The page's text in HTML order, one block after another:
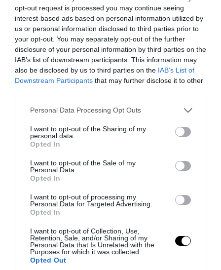
opt-out request is processed you may continue seeing
interest-based ads based on personal information utilized by
us or personal information disclosed to third parties prior to
your opt-out. You may separately opt-out of the further
disclosure of your personal information by third parties on the
IAB’s list of downstream participants. This information may
also be disclosed by us to third parties on the IAB’s List of
Downstream Participants that may further disclose it to other
Please note that this website/app uses one or more Google
not limited to your visit or usage behaviour. You may click to
grant or deny consent to Google and its third-party tags to
use your data for below specified purposes in below Google
consent section.
Personal Data Processing Opt Outs
I want to opt-out of the Sharing of my
personal data.
Opted In
I want to opt-out of the Sale of my
Personal Data.
Opted In
I want to opt-out of processing my
Personal Data for Targeted Advertising.
Opted In
I want to opt-out of Collection, Use,
Retention, Sale, and/or Sharing of my
Personal Data that Is Unrelated with the
Purposes for which it was collected.
Opted Out
ανάλυση της τακτικής πριν και μετά
τους αγώνες.
Παράλληλα, οι τηλεθεατές θα έχουν
πρόσβαση σε πλάνα από την κάμερα
σώματος του διαιτητή, η οποία θα
αποδίδει σταθερή και ομαλή εικόνα χάρη
σε ειδικό λογισμικό σταθεροποίησης που
βασίζεται σε AI.
Τέλος, η τεχνητή νοημοσύνη
επιστρατεύεται και στον τομέα της
ασφάλειας. Η FIFA και οι διοργανώτριες
χώρες –οι οποίες για πρώτη φορά στην
ρομποτικούς σκύλους για την
αποτελεσματικότερη επιτήρηση των
εξωτερικών ζωνών γύρω από τα στάδια.
Αλλαγή στο format της διοργάνωσης